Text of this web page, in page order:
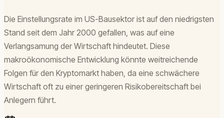
Die Einstellungsrate im US-Bausektor ist auf den niedrigsten
Stand seit dem Jahr 2000 gefallen, was auf eine
Verlangsamung der Wirtschaft hindeutet. Diese
makroökonomische Entwicklung könnte weitreichende
Folgen für den Kryptomarkt haben, da eine schwächere
Wirtschaft oft zu einer geringeren Risikobereitschaft bei
Anlegern führt.